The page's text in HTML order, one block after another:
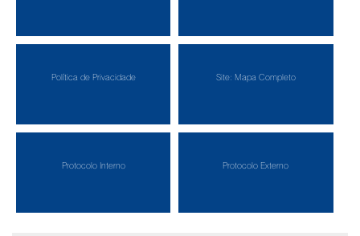
Política de Privacidade Site: Mapa Completo
Protocolo Interno Protocolo Externo